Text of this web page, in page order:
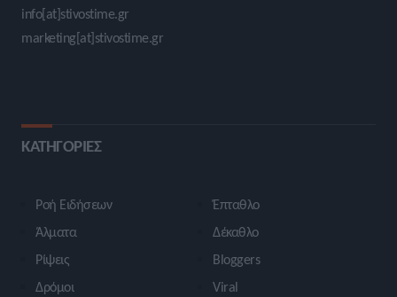
info[at]stivostime.gr
marketing[at]stivostime.gr
ΚΑΤΗΓΟΡΙΕΣ
Ροή Ειδήσεων
Άλματα
Ρίψεις
Δρόμοι
Έπταθλο
Δέκαθλο
Bloggers
Viral